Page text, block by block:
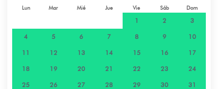
Lun Mar Mié Jue Vie Sáb Dom
1 2 3
4 5 6 7 8 9 10
11 12 13 14 15 16 17
18 19 20 21 22 23 24
25 26 27 28 29 30 31